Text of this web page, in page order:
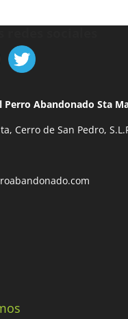
Perro Abandonado Sta
Cerro de San Pedro,